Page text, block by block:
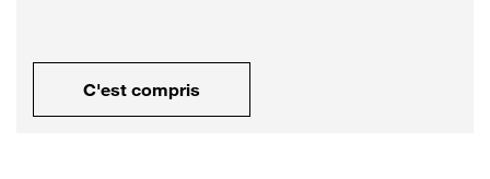
C'est compris